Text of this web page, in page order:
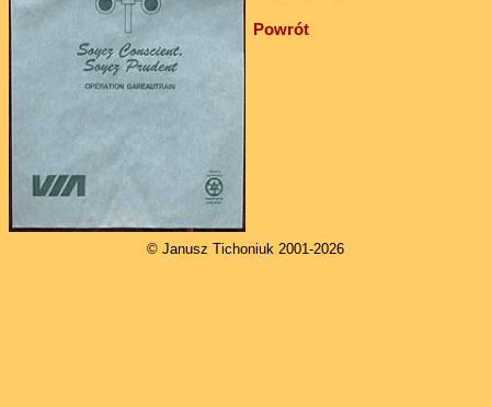
Powrót
© Janusz Tichoniuk 2001-2026